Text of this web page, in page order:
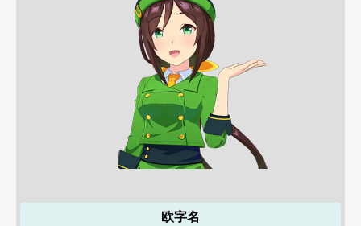
欧字名